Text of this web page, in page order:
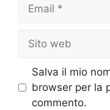
Sito
web
Salva il mio
browser per la
commento.